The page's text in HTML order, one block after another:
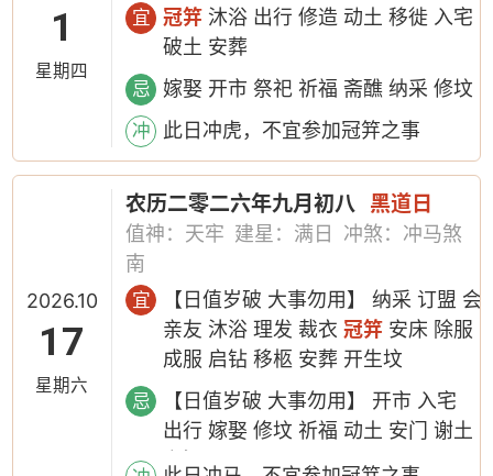
1
星期四
宜 冠笄 沐浴 出行 修造 动土 移徙 入宅
破土 安葬
忌 嫁娶 开市 祭祀 祈福 斋醮 纳采 修坟
冲 此日冲虎，不宜参加冠笄之事
2026.10
17
星期六
农历二零二六年九月初八 黑道日
值神：天牢 建星：满日
冲煞：冲马煞
南
宜
【日值岁破 大事勿用】 纳采 订盟 会
亲友 沐浴 理发 裁衣冠笄 安床 除服
成服 启钻 移柩 安葬 开生坟
忌
【日值岁破 大事勿用】 开市 入宅
出行 嫁娶 修坟 祈福 动土 安门 谢土
上梁